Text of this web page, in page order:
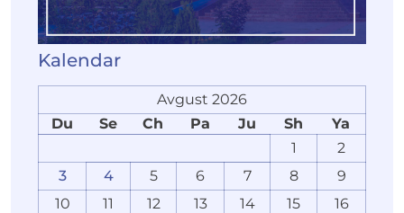
Kalendar
Avgust 2026
Du
Se Ch Pa Ju Sh
Ya
1
2
3
4 5 6 7 8
9
10
11 12 13 14 15
16